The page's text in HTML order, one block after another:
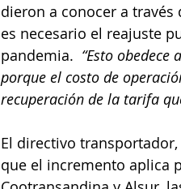
dieron a conocer a través
es necesario el reajuste
pandemia. “Esto
porque el costo de
recuperación de la tarifa
El directivo
que el incremento aplica